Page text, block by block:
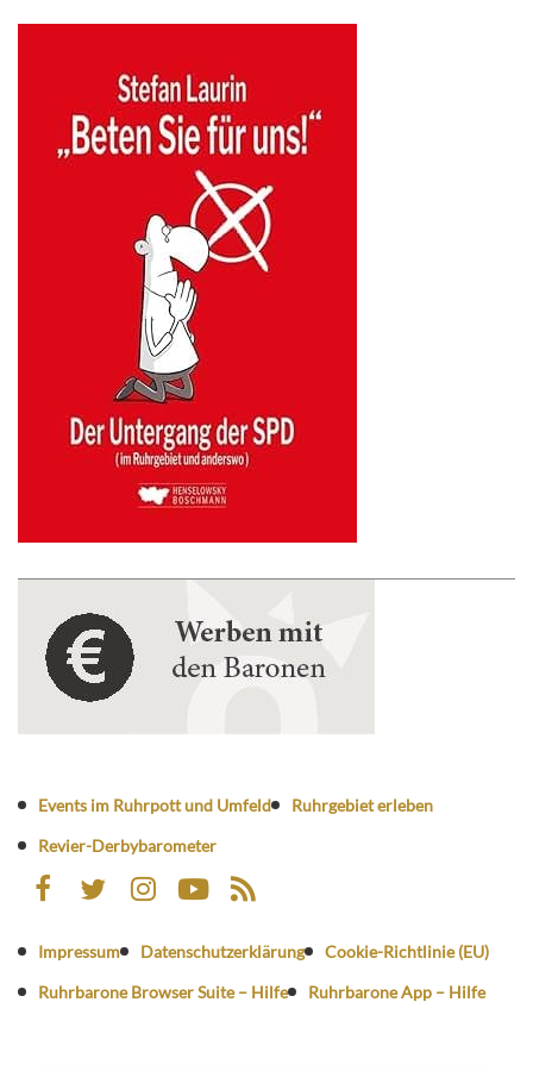
Events im Ruhrpott und Umfeld
Ruhrgebiet erleben
Revier-Derbybarometer
Impressum Datenschutzerklärung
Cookie-Richtlinie (EU)
Ruhrbarone Browser Suite – Hilfe
Ruhrbarone App – Hilfe